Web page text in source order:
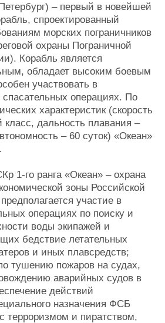
Форум
Отзывы
Все службы
– первый в новейшей
спроектированный
морских пограничников
охраны Пограничной
Корабль является
обладает высоким боевым
участвовать в
операциях. По
характеристик (скорость
дальность плавания –
– 60 суток) «Океан»
1-го ранга «Океан» – охрана
зоны Российской
участие в
операциях по поиску и
воды экипажей и
бедствие летательных
и иных плавсредств;
тушению пожаров на судах,
аварийных судов в
действий
назначения ФСБ
терроризмом и пиратством,